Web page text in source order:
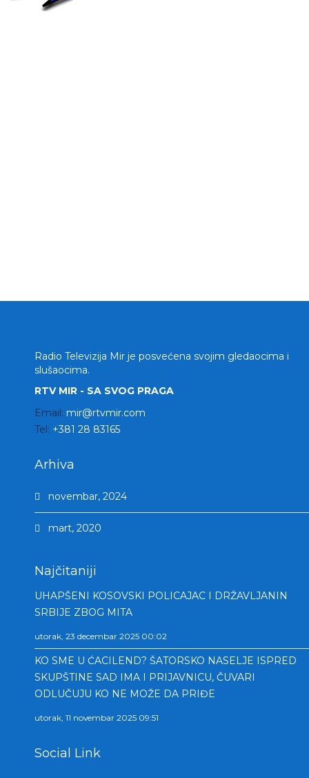
Radio Televizija Mir je posvećena svojim gledaocima i
slušaocima.
RTV MIR - SA SVOG PRAGA
Email: mir@rtvmir.com
Tel: +381 28 83165
Arhiva
novembar, 2024
mart, 2020
Najčitaniji
UHAPŠENI KOSOVSKI POLICAJAC I DRŽAVLJANIN
SRBIJE ZBOG MITA
utorak, 23 decembar 2025 00:02
KO SME U ĆACILEND? ŠATORSKO NASELJE ISPRED
SKUPŠTINE SAD IMA I PRIJAVNICU, ČUVARI
ODLUČUJU KO NE MOŽE DA PRIĐE
utorak, 11 novembar 2025 09:51
Social Link